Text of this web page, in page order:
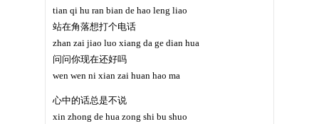
tian qi hu ran bian de hao leng liao
站在角落想打个电话
zhan zai jiao luo xiang da ge dian hua
问问你现在还好吗
wen wen ni xian zai huan hao ma
心中的话总是不说
xin zhong de hua zong shi bu shuo